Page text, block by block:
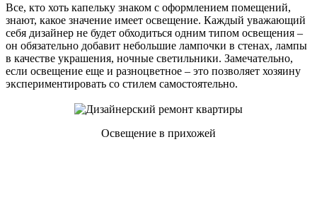
Все, кто хоть капельку знаком с оформлением помещений,
знают, какое значение имеет освещение. Каждый уважающий
себя дизайнер не будет обходиться одним типом освещения –
он обязательно добавит небольшие лампочки в стенах, лампы
в качестве украшения, ночные светильники. Замечательно,
если освещение еще и разноцветное – это позволяет хозяину
экспериментировать со стилем самостоятельно.
Освещение в прихожей